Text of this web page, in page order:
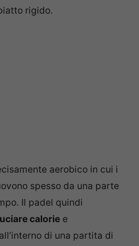
rigido.
aerobico in cui i
spesso da una parte
Il padel quindi
calorie e
di una partita di